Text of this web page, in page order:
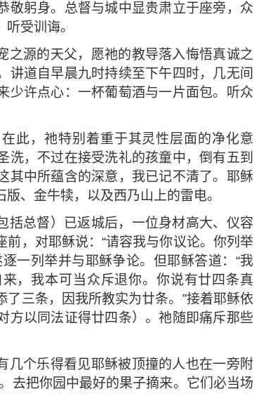
敬躬身。总督与城中显贵肃立于座旁，众
受训诲。
之源的天父，愿祂的教导落入悔悟真诚之
讲道自早晨九时持续至下午四时，几无间
少许点心：一杯葡萄酒与一片面包。听众
此，祂特别着重于其灵性层面的净化意
洗，不过在接受洗礼的孩童中，倒有五到
其中所蕴含的深意，我已记不清了。耶稣
、金牛犊，以及西乃山上的雷电。
括总督）已返城后，一位身材高大、仪容
，对耶稣说：“请容我与你议论。你列举
一列举并与耶稣争论。但耶稣答道：“我
，我本可当众斥退你。你说有廿四条真
三条，因我所教实为廿条。”接着耶稣依
方以同法证得廿四条）。祂随即痛斥那些
几个乐得看见耶稣被顶撞的人也在一旁附
去把你园中最好的果子摘来。它们必当场